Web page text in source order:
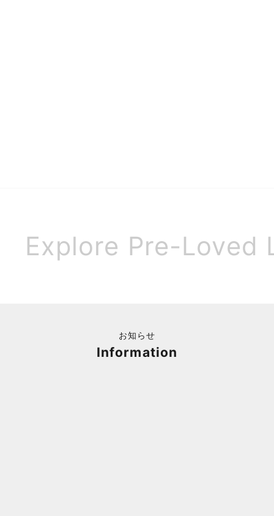
Explore Pre-Loved
お知らせ
Information